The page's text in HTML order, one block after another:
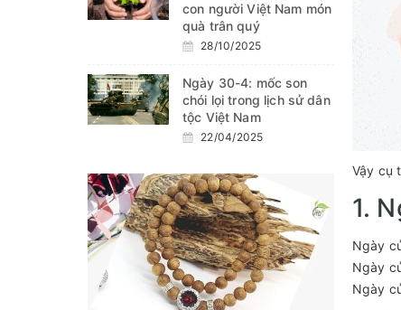
Vậy cụ
1.
Ngày
Ngày
Ngày
con người Việt Nam món
quà trân quý
28/10/2025
Ngày 30-4: mốc son
chói lọi trong lịch sử dân
tộc Việt Nam
22/04/2025